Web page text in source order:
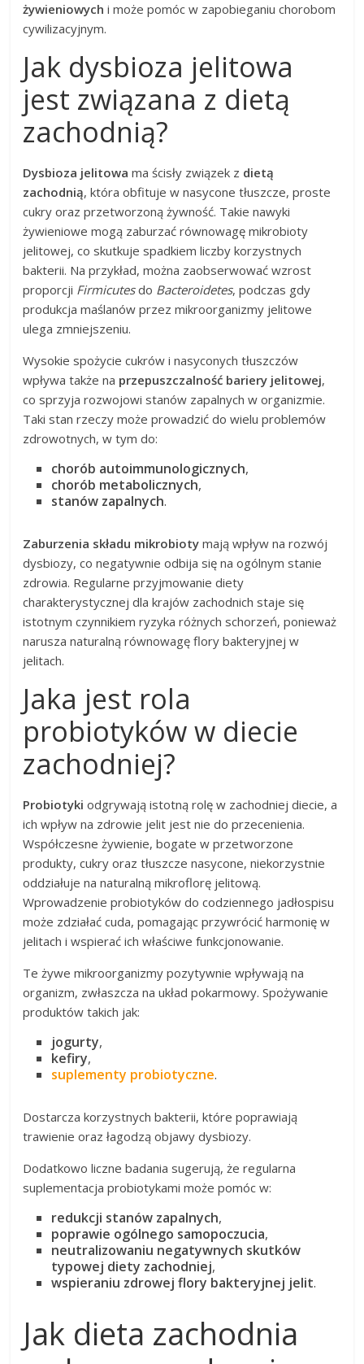
żywieniowych i może pomóc w zapobieganiu chorobom
cywilizacyjnym.
Jak dysbioza jelitowa
jest związana z dietą
zachodnią?
Dysbioza jelitowa ma ścisły związek z dietą
zachodnią, która obfituje w nasycone tłuszcze, proste
cukry oraz przetworzoną żywność. Takie nawyki
żywieniowe mogą zaburzać równowagę mikrobioty
jelitowej, co skutkuje spadkiem liczby korzystnych
bakterii. Na przykład, można zaobserwować wzrost
proporcji Firmicutesdo Bacteroidetes, podczas gdy
produkcja maślanów przez mikroorganizmy jelitowe
ulega zmniejszeniu.
Wysokie spożycie cukrów i nasyconych tłuszczów
wpływa także na przepuszczalność bariery jelitowej,
co sprzyja rozwojowi stanów zapalnych w organizmie.
Taki stan rzeczy może prowadzić do wielu problemów
zdrowotnych, w tym do:
chorób autoimmunologicznych,
chorób metabolicznych,
stanów zapalnych.
Zaburzenia składu mikrobioty mają wpływ na rozwój
dysbiozy, co negatywnie odbija się na ogólnym stanie
zdrowia. Regularne przyjmowanie diety
charakterystycznej dla krajów zachodnich staje się
istotnym czynnikiem ryzyka różnych schorzeń, ponieważ
narusza naturalną równowagę flory bakteryjnej w
jelitach.
Jaka jest rola
probiotyków w diecie
zachodniej?
Probiotyki odgrywają istotną rolę w zachodniej diecie, a
ich wpływ na zdrowie jelit jest nie do przecenienia.
Współczesne żywienie, bogate w przetworzone
produkty, cukry oraz tłuszcze nasycone, niekorzystnie
oddziałuje na naturalną mikroflorę jelitową.
Wprowadzenie probiotyków do codziennego jadłospisu
może zdziałać cuda, pomagając przywrócić harmonię w
jelitach i wspierać ich właściwe funkcjonowanie.
Te żywe mikroorganizmy pozytywnie wpływają na
organizm, zwłaszcza na układ pokarmowy. Spożywanie
produktów takich jak:
jogurty,
kefiry,
suplementy probiotyczne.
Dostarcza korzystnych bakterii, które poprawiają
trawienie oraz łagodzą objawy dysbiozy.
Dodatkowo liczne badania sugerują, że regularna
suplementacja probiotykami może pomóc w:
redukcji stanów zapalnych,
poprawie ogólnego samopoczucia,
neutralizowaniu negatywnych skutków
typowej diety zachodniej,
wspieraniu zdrowej flory bakteryjnej jelit.
Jak dieta zachodnia